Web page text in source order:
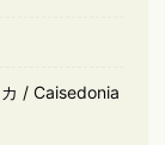
/ Caisedonia